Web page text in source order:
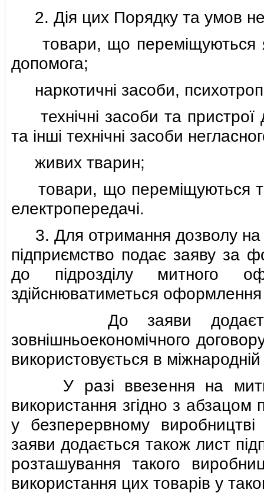
2. Дiя цих Порядку та умов
товари, що перемiщуються
допомога;
наркотичнi засоби,
технiчнi засоби та пристрої
та iншi технiчнi засоби
живих тварин;
товари, що перемiщуються
електропередачi.
3. Для отримання дозволу на
пiдприємство подає заяву за
до пiдроздiлу митного
здiйснюватиметься оформлення
До заяви додається
зовнiшньоекономiчного
використовується в
У разi ввезення на митну
використання згiдно з
у безперервному
заяви додається також лист
розташування такого
використання цих товарiв у